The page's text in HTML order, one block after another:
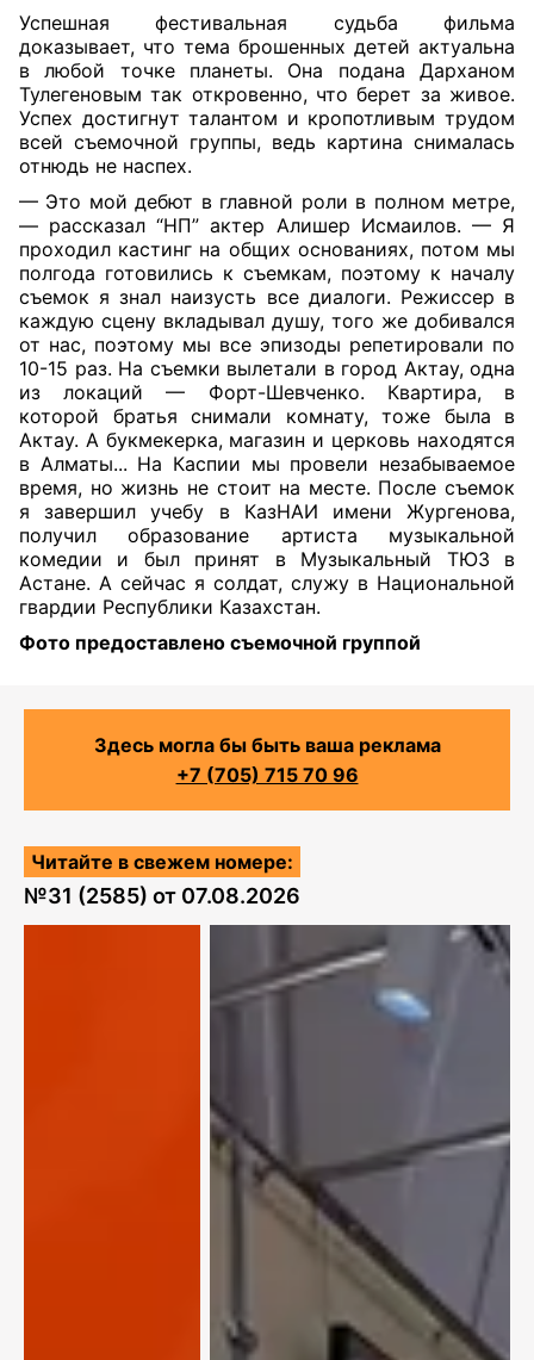
Успешная фестивальная судьба фильма
доказывает, что тема брошенных детей актуальна
в любой точке планеты. Она подана Дарханом
Тулегеновым так откровенно, что берет за живое.
Успех достигнут талантом и кропотливым трудом
всей съемочной группы, ведь картина снималась
отнюдь не наспех.
— Это мой дебют в главной роли в полном метре,
— рассказал “НП” актер Алишер Исмаилов. — Я
проходил кастинг на общих основаниях, потом мы
полгода готовились к съемкам, поэтому к началу
съемок я знал наизусть все диалоги. Режиссер в
каждую сцену вкладывал душу, того же добивался
от нас, поэтому мы все эпизоды репетировали по
10-15 раз. На съемки вылетали в город Актау, одна
из локаций — Форт-Шевченко. Квартира, в
которой братья снимали комнату, тоже была в
Актау. А букмекерка, магазин и церковь находятся
в Алматы... На Каспии мы провели незабываемое
время, но жизнь не стоит на месте. После съемок
я завершил учебу в КазНАИ имени Жургенова,
получил образование артиста музыкальной
комедии и был принят в Музыкальный ТЮЗ в
Астане. А сейчас я солдат, служу в Национальной
гвардии Республики Казахстан.
Фото предоставлено съемочной группой
Здесь могла бы быть ваша реклама
+7 (705) 715 70 96
Читайте в свежем номере:
№31 (2585) от 07.08.2026